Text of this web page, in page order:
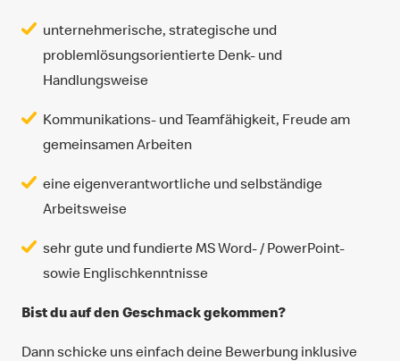
unternehmerische, strategische und
problemlösungsorientierte Denk- und
Handlungsweise
Kommunikations- und Teamfähigkeit, Freude am
gemeinsamen Arbeiten
eine eigenverantwortliche und selbständige
Arbeitsweise
sehr gute und fundierte MS Word- / PowerPoint-
sowie Englischkenntnisse
Bist du auf den Geschmack gekommen?
Dann schicke uns einfach deine Bewerbung inklusive